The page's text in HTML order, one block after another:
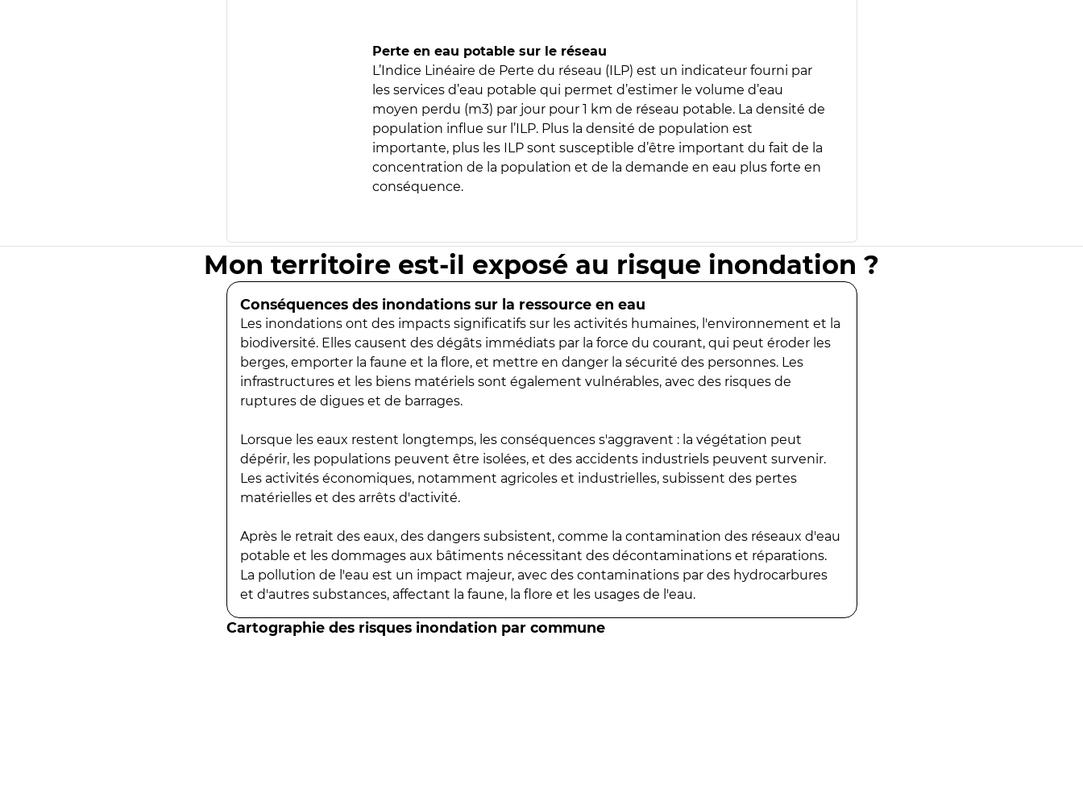
Perte en eau potable sur le réseau
L’Indice Linéaire de Perte du réseau (ILP) est un indicateur fourni par
les services d’eau potable qui permet d’estimer le volume d’eau
moyen perdu (m3) par jour pour 1 km de réseau potable. La densité de
population influe sur l’ILP. Plus la densité de population est
importante, plus les ILP sont susceptible d’être important du fait de la
concentration de la population et de la demande en eau plus forte en
conséquence.
Mon territoire est-il exposé au risque inondation ?
Conséquences des inondations sur la ressource en eau
Les inondations ont des impacts significatifs sur les activités humaines, l'environnement et la
biodiversité. Elles causent des dégâts immédiats par la force du courant, qui peut éroder les
berges, emporter la faune et la flore, et mettre en danger la sécurité des personnes. Les
infrastructures et les biens matériels sont également vulnérables, avec des risques de
ruptures de digues et de barrages.
Lorsque les eaux restent longtemps, les conséquences s'aggravent : la végétation peut
dépérir, les populations peuvent être isolées, et des accidents industriels peuvent survenir.
Les activités économiques, notamment agricoles et industrielles, subissent des pertes
matérielles et des arrêts d'activité.
Après le retrait des eaux, des dangers subsistent, comme la contamination des réseaux d'eau
potable et les dommages aux bâtiments nécessitant des décontaminations et réparations.
La pollution de l'eau est un impact majeur, avec des contaminations par des hydrocarbures
et d'autres substances, affectant la faune, la flore et les usages de l'eau.
Cartographie des risques inondation par commune